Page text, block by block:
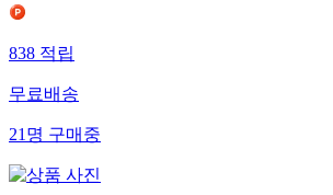
838적립
무료배송
21명구매중